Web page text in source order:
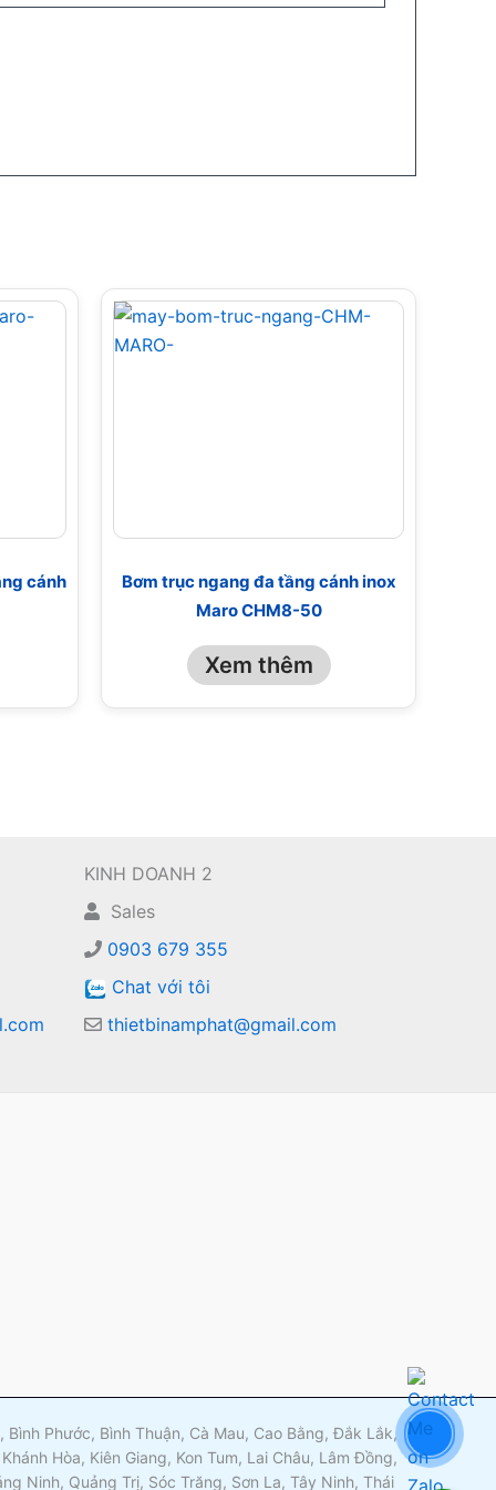
cánh
Bơm trục ngang đa tầng cánh inox
Maro CHM8-50
Xem thêm
KINH DOANH 2
Sales
0903 679 355
Chat với tôi
thietbinamphat@gmail.com
Phước, Bình Thuận, Cà Mau, Cao Bằng, Đắk Lắk,
Hòa, Kiên Giang, Kon Tum, Lai Châu, Lâm Đồng,
Ninh, Quảng Trị, Sóc Trăng, Sơn La, Tây Ninh, Thái